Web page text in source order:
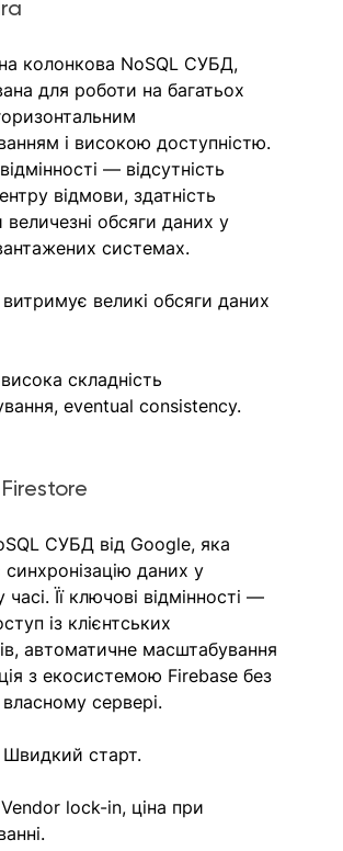
колонкова NoSQL СУБД,
для роботи на багатьох
і високою доступністю.
— відсутність
відмови, здатність
величезні обсяги даних у
системах.
витримує великі обсяги даних
складність
eventual consistency.
СУБД від Google, яка
синхронізацію даних у
Її ключові відмінності —
із клієнтських
автоматичне масштабування
з екосистемою Firebase без
сервері.
Швидкий старт.
lock-in, ціна при